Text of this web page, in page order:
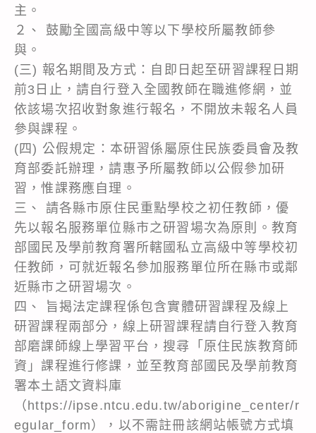
主。
２、 鼓勵全國高級中等以下學校所屬教師參
與。
(三) 報名期間及方式：自即日起至研習課程日期
前3日止，請自行登入全國教師在職進修網，並
依該場次招收對象進行報名，不開放未報名人員
參與課程。
(四) 公假規定：本研習係屬原住民族委員會及教
育部委託辦理，請惠予所屬教師以公假參加研
習，惟課務應自理。
三、 請各縣市原住民重點學校之初任教師，優
先以報名服務單位縣市之研習場次為原則。教育
部國民及學前教育署所轄國私立高級中等學校初
任教師，可就近報名參加服務單位所在縣市或鄰
近縣市之研習場次。
四、 旨揭法定課程係包含實體研習課程及線上
研習課程兩部分，線上研習課程請自行登入教育
部磨課師線上學習平台，搜尋「原住民族教育師
資」課程進行修課，並至教育部國民及學前教育
署本土語文資料庫
（https://ipse.ntcu.edu.tw/aborigine_center/r
egular_form），以不需註冊該網站帳號方式填